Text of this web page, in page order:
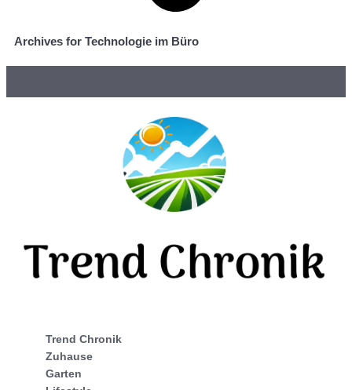
Archives for Technologie im Büro
Trend Chronik
Zuhause
Garten